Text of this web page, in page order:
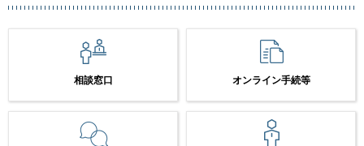
相談窓口 オンライン手続等